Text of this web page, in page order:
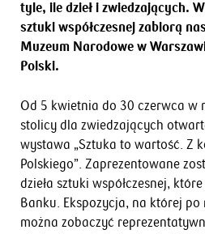
tyle, ile dzieł i zwiedzających.
sztuki współczesnej zabiorą
Muzeum Narodowe w
Polski.
Od 5 kwietnia do 30 czerwca w
stolicy dla zwiedzających
wystawa „Sztuka to wartość. Z
Polskiego”. Zaprezentowane
dzieła sztuki współczesnej,
Banku. Ekspozycja, na której po
można zobaczyć